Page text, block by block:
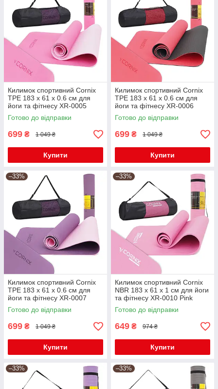
Килимок спортивний Cornix
TPE 183 x 61 x 0.6 см для
йоги та фітнесу XR-0005
Pink/Rose
Готово до відправки
699 ₴ 1 049 ₴
Купити
Килимок спортивний Cornix
TPE 183 x 61 x 0.6 см для
йоги та фітнесу XR-0006
Red/Black
Готово до відправки
699 ₴ 1 049 ₴
Купити
–33%
Килимок спортивний Cornix
TPE 183 x 61 x 0.6 см для
йоги та фітнесу XR-0007
Plum/Rose
Готово до відправки
699 ₴ 1 049 ₴
Купити
–33%
Килимок спортивний Cornix
NBR 183 x 61 x 1 cм для йоги
та фітнесу XR-0010 Pink
Готово до відправки
649 ₴ 974 ₴
Купити
–33% –33%